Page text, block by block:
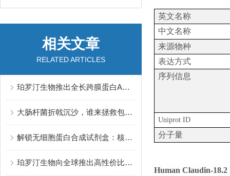
相关文章
RELATED ARTICLES
珀罗汀生物推出全长跨膜蛋白ACKR2—炎症与肿瘤研究的“双面钥匙”！
大肠杆菌折戟沉沙，谁来拯救包涵体蛋白？
解锁无细胞蛋白合成试剂盒：核心功能如何重新定义实验可能？
珀罗汀生物向全球推出高性价比的全长膜蛋白现货目录产品
英文名称
中文名称
来源物种
表达方式
序列信息
Uniprot ID
分子量
Human Claudin-